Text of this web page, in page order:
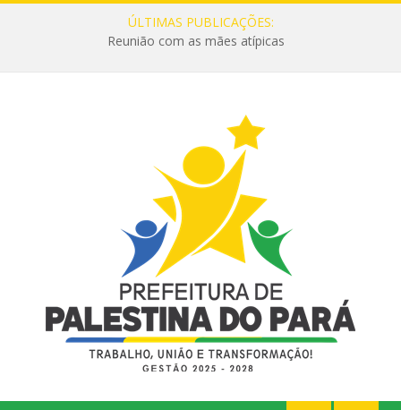
ÚLTIMAS PUBLICAÇÕES:
Reunião com as mães atípicas